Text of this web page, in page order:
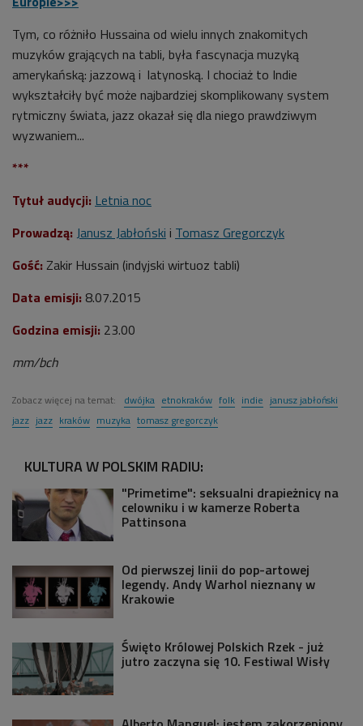
Tym, co różniło Hussaina od wielu innych znakomitych
muzyków grających na tabli, była fascynacja muzyką
amerykańską: jazzową i latynoską. I chociaż to Indie
wykształciły być może najbardziej skomplikowany system
rytmiczny świata, jazz okazał się dla niego prawdziwym
wyzwaniem...
***
Tytuł audycji: Letnia noc
Prowadzą: Janusz Jabłoński i Tomasz Gregorczyk
Gość: Zakir Hussain (indyjski wirtuoz tabli)
Data emisji: 8.07.2015
Godzina emisji: 23.00
mm/bch
Zobacz więcej na temat: dwójka etnokraków folk indie janusz jabłoński
jazz jazz kraków muzyka tomasz gregorczyk
KULTURA W POLSKIM RADIU:
"Primetime": seksualni drapieżnicy na
celowniku i w kamerze Roberta
Pattinsona
Od pierwszej linii do pop-artowej
legendy. Andy Warhol nieznany w
Krakowie
Święto Królowej Polskich Rzek - już
jutro zaczyna się 10. Festiwal Wisły